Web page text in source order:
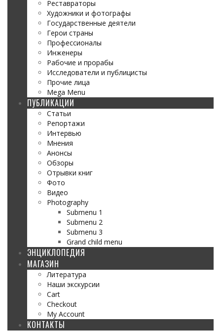
Реставраторы
Художники и фотографы
Государственные деятели
Герои страны
Профессионалы
Инженеры
Рабочие и прорабы
Исследователи и публицисты
Прочие лица
Mega Menu
ПУБЛИКАЦИИ
Статьи
Репортажи
Интервью
Мнения
Анонсы
Обзоры
Отрывки книг
Фото
Видео
Photography
Submenu 1
Submenu 2
Submenu 3
Grand child menu
ЭНЦИКЛОПЕДИЯ
МАГАЗИН
Литература
Наши экскурсии
Cart
Checkout
My Account
КОНТАКТЫ